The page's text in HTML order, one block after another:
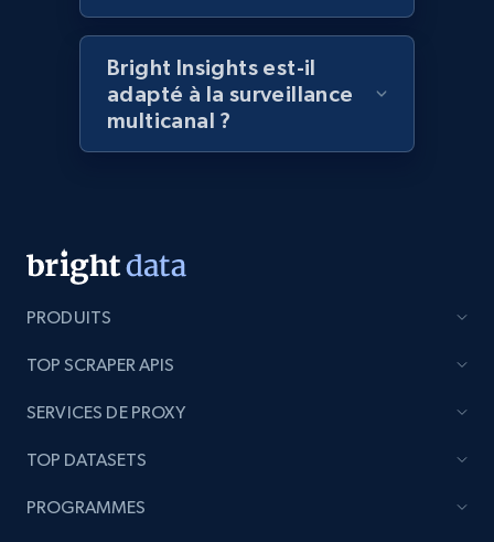
products from Brands URLs
Title, Seller name, Brand, Description, Initial
URL, Product id, Listing inventory id, Title, Rating,
price, and more.
Bright Insights est-il
adapté à la surveillance
multicanal ?
PRODUITS
TOP SCRAPER APIS
SERVICES DE PROXY
TOP DATASETS
PROGRAMMES